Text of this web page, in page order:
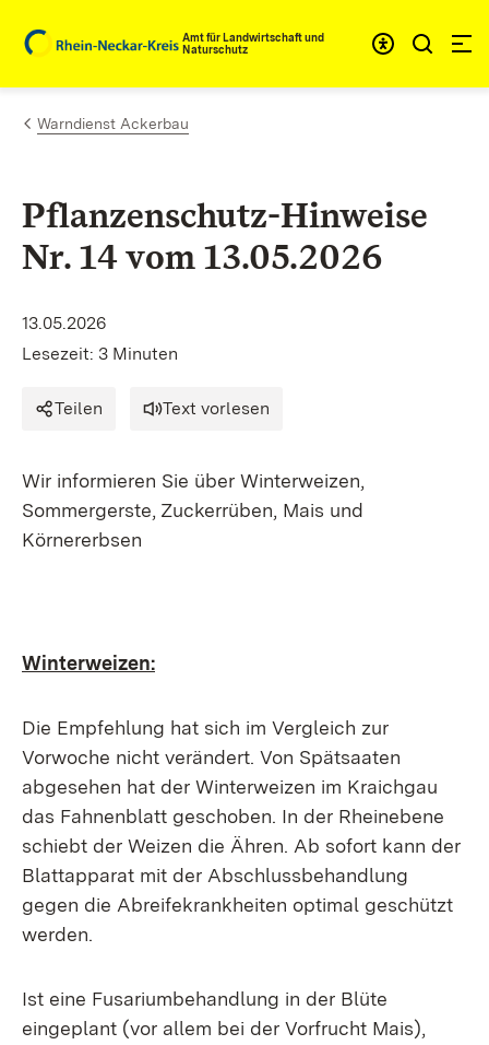
Zum Inhalt springenAmt für Landwirtschaft und
Naturschutz
Warndienst Ackerbau
Pflanzenschutz-Hinweise
Nr. 14 vom 13.05.2026
13.05.2026
Lesezeit: 3 Minuten
Teilen Text vorlesen
Wir informieren Sie über Winterweizen,
Sommergerste, Zuckerrüben, Mais und
Körnererbsen
Winterweizen:
Die Empfehlung hat sich im Vergleich zur
Vorwoche nicht verändert. Von Spätsaaten
abgesehen hat der Winterweizen im Kraichgau
das Fahnenblatt geschoben. In der Rheinebene
schiebt der Weizen die Ähren. Ab sofort kann der
Blattapparat mit der Abschlussbehandlung
gegen die Abreifekrankheiten optimal geschützt
werden.
Ist eine Fusariumbehandlung in der Blüte
eingeplant (vor allem bei der Vorfrucht Mais),